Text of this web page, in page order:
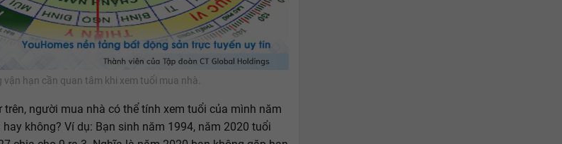
vận hạn cần quan tâm khi xem tuổi mua nhà.
trên, người mua nhà có thể tính xem tuổi của mình năm
không? Ví dụ: Bạn sinh năm 1994, năm 2020 tuổi